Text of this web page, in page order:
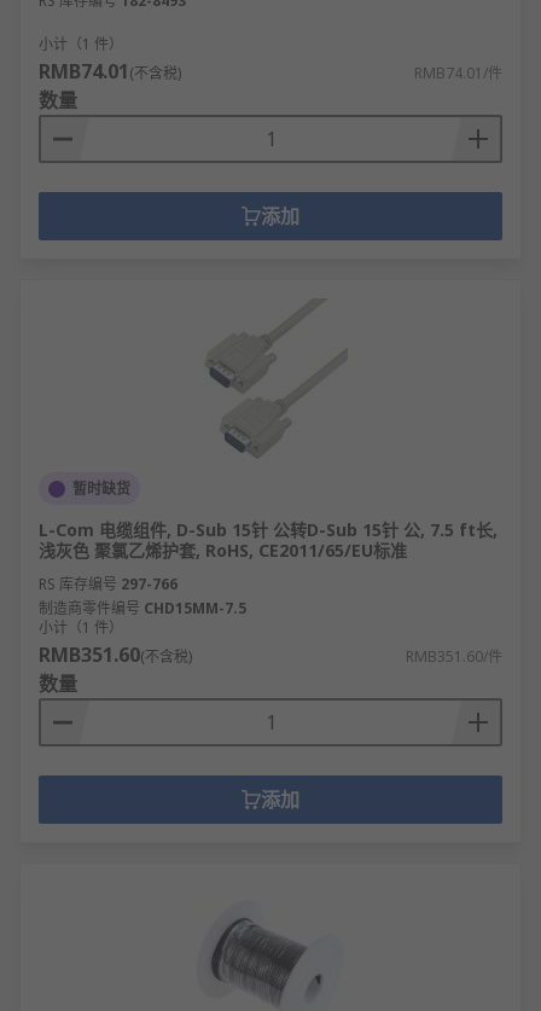
小计（1 件）
RMB74.01(不含税) RMB74.01/件
数量
添加
暂时缺货
L-Com 电缆组件, D-Sub 15针 公转D-Sub 15针 公, 7.5 ft长,
浅灰色 聚氯乙烯护套, RoHS, CE2011/65/EU标准
RS 库存编号 297-766
制造商零件编号 CHD15MM-7.5
小计（1 件）
RMB351.60(不含税) RMB351.60/件
数量
添加